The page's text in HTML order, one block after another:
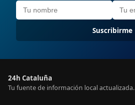
Suscribirme
24h Cataluña
Tu fuente de información local actualizada.